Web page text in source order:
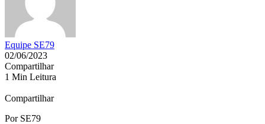
Equipe SE79
02/06/2023
Compartilhar
1 Min Leitura
Compartilhar
Por SE79